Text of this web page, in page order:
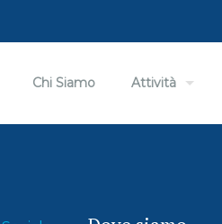
Chi Siamo Attività